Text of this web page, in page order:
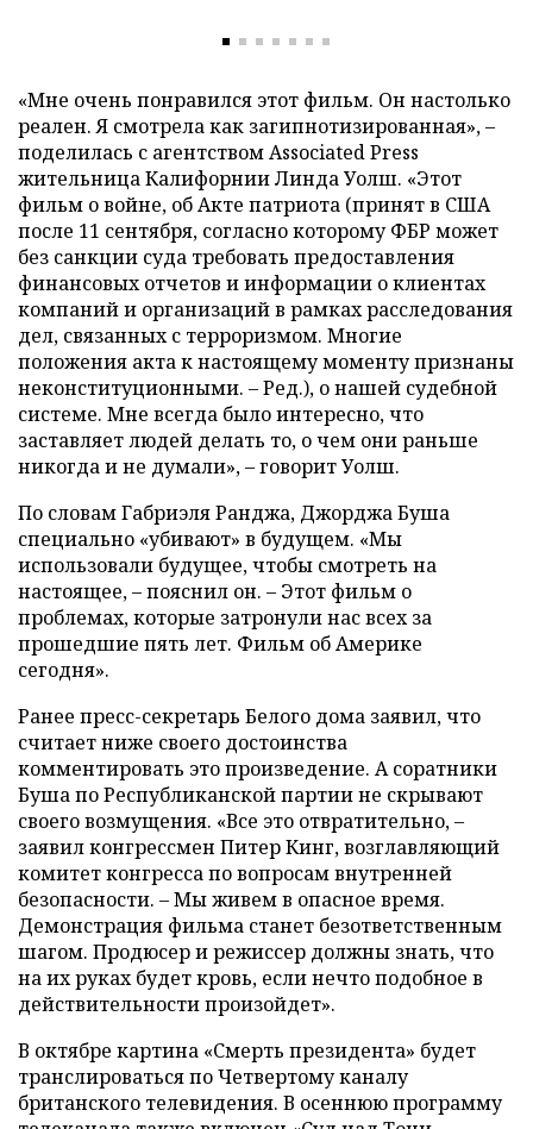
«Мне очень понравился этот фильм. Он настолько
реален. Я смотрела как загипнотизированная», –
поделилась с агентством Associated Press
жительница Калифорнии Линда Уолш. «Этот
фильм о войне, об Акте патриота (принят в США
после 11 сентября, согласно которому ФБР может
без санкции суда требовать предоставления
финансовых отчетов и информации о клиентах
компаний и организаций в рамках расследования
дел, связанных с терроризмом. Многие
положения акта к настоящему моменту признаны
неконституционными. – Ред.), о нашей судебной
системе. Мне всегда было интересно, что
заставляет людей делать то, о чем они раньше
никогда и не думали», – говорит Уолш.
По словам Габриэля Ранджа, Джорджа Буша
специально «убивают» в будущем. «Мы
использовали будущее, чтобы смотреть на
настоящее, – пояснил он. – Этот фильм о
проблемах, которые затронули нас всех за
прошедшие пять лет. Фильм об Америке
сегодня».
Ранее пресс-секретарь Белого дома заявил, что
считает ниже своего достоинства
комментировать это произведение. А соратники
Буша по Республиканской партии не скрывают
своего возмущения. «Все это отвратительно, –
заявил конгрессмен Питер Кинг, возглавляющий
комитет конгресса по вопросам внутренней
безопасности. – Мы живем в опасное время.
Демонстрация фильма станет безответственным
шагом. Продюсер и режиссер должны знать, что
на их руках будет кровь, если нечто подобное в
действительности произойдет».
В октябре картина «Смерть президента» будет
транслироваться по Четвертому каналу
британского телевидения. В осеннюю программу